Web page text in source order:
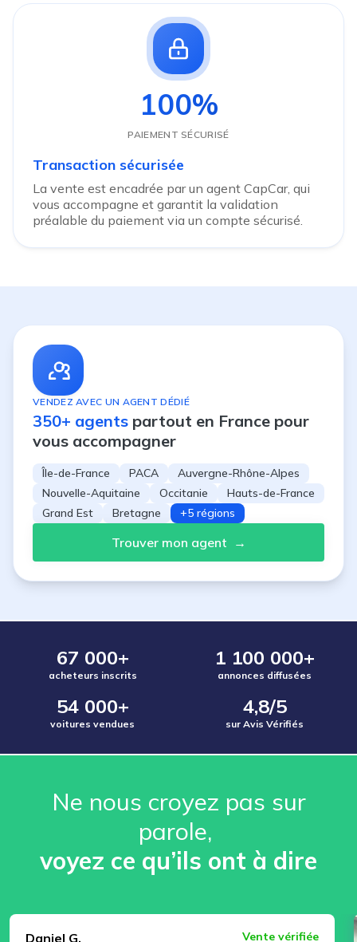
100%
PAIEMENT SÉCURISÉ
Transaction sécurisée
La vente est encadrée par un agent CapCar, qui
vous accompagne et garantit la validation
préalable du paiement via un compte sécurisé.
VENDEZ AVEC UN AGENT DÉDIÉ
350+ agents partout en France pour
vous accompagner
Île-de-France PACA
Auvergne-Rhône-Alpes
Nouvelle-Aquitaine
Occitanie
Hauts-de-France
Grand Est
Bretagne +5 régions
Trouver mon agent →
67 000+
acheteurs inscrits
1 100 000+
annonces diffusées
54 000+
voitures vendues
4,8/5
sur Avis Vérifiés
Ne nous croyez pas sur
parole, ️
voyez ce qu’ils ont à dire
Daniel G.
Vente vérifiée